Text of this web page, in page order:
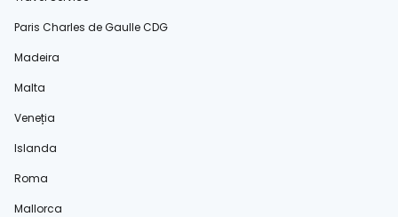
Paris Charles de Gaulle CDG
Madeira
Malta
Veneția
Islanda
Roma
Mallorca